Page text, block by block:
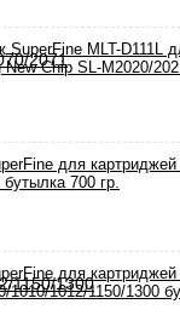
SuperFine MLT-D111L
New Chip SL-M2020/
для
700 гр.
для
1010/1012/1150/1300